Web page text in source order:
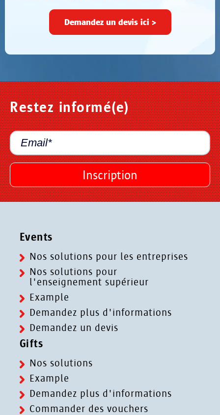
Demandez un devis ici >
Restez informé(e)
Events
Nos solutions pour les entreprises
Nos solutions pour
l'enseignement supérieur
Example
Demandez plus d'informations
Demandez un devis
Gifts
Nos solutions
Example
Demandez plus d'informations
Commander des vouchers